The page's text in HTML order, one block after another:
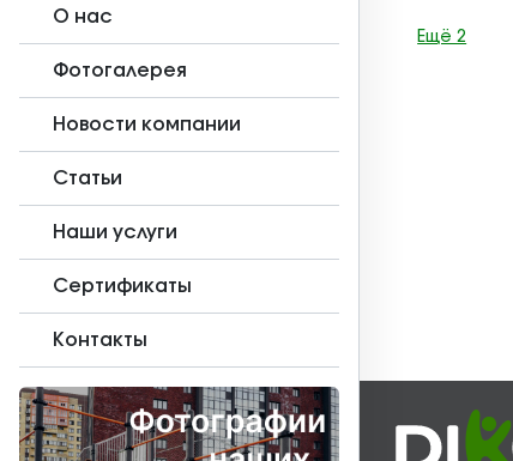
О нас
Фотогалерея
Новости компании
Статьи
Наши услуги
Сертификаты
Контакты
Ещё 2